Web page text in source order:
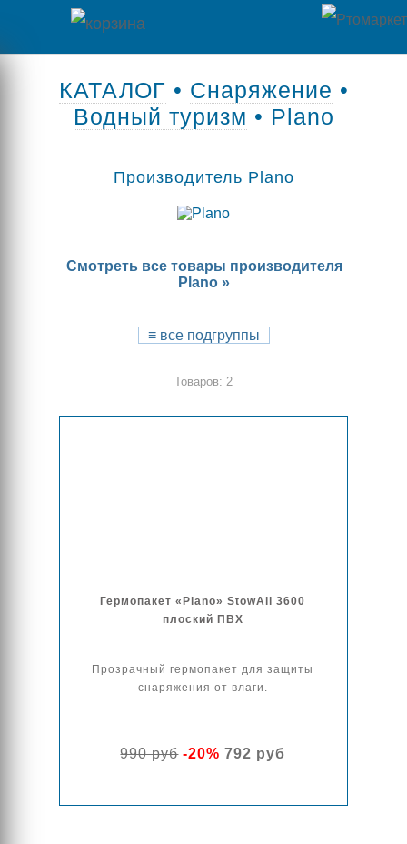
ГлавнаяКАТАЛОГ • Снаряжение •
Водный туризм • Plano
Производитель Plano
Смотреть все товары производителя
Plano »
≡все подгруппы
Товаров: 2
Гермопакет «Plano» StowAll 3600
плоский ПВХ
Прозрачный гермопакет для защиты
снаряжения от влаги.
990 руб-20% 792 руб